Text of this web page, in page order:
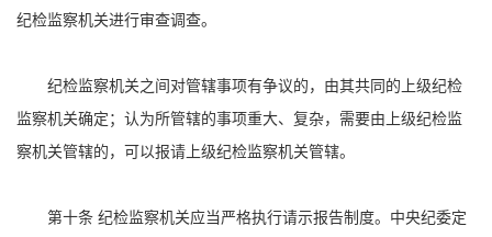
纪检监察机关进行审查调查。
纪检监察机关之间对管辖事项有争议的，由其共同的上级纪检
监察机关确定；认为所管辖的事项重大、复杂，需要由上级纪检监
察机关管辖的，可以报请上级纪检监察机关管辖。
第十条 纪检监察机关应当严格执行请示报告制度。中央纪委定